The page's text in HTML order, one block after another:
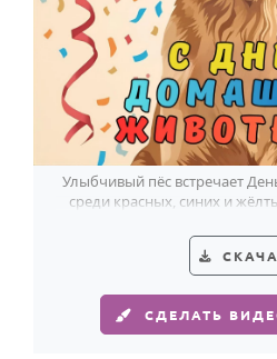
Улыбчивый пёс встречает
среди красных, синих и
СДЕЛАТЬ